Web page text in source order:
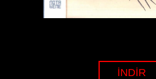
İNDİR